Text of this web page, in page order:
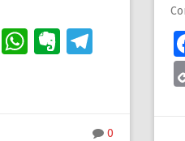
LinkedIn
WhatsApp
Evernote
0